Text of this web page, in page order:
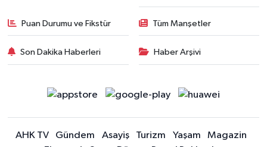
Puan Durumu ve Fikstür Tüm Manşetler
Son Dakika Haberleri Haber Arşivi
AHK TV Gündem Asayiş Turizm Yaşam
Magazin